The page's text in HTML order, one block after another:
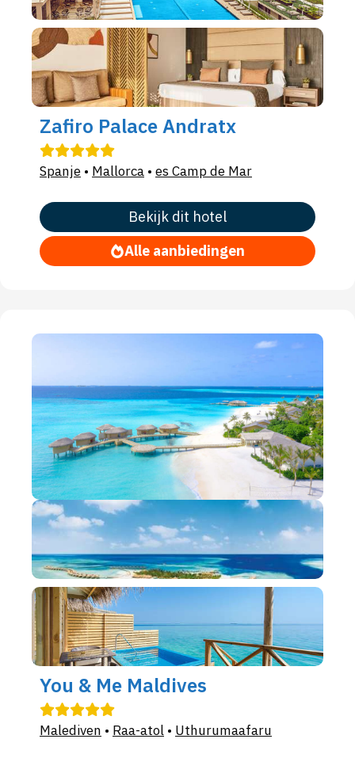
Zafiro Palace Andratx
Spanje • Mallorca • es Camp de Mar
Bekijk dit hotel
Alle aanbiedingen
You & Me Maldives
Malediven • Raa-atol • Uthurumaafaru